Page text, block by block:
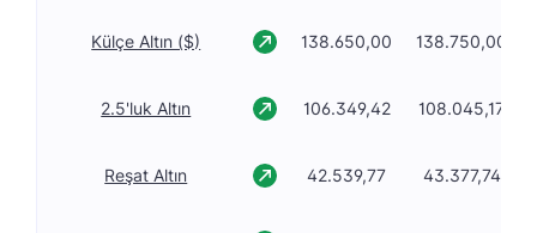
Külçe Altın ($) 138.650,00 138.750,00
2.5'luk Altın 106.349,42 108.045,17
Reşat Altın 42.539,77 43.377,74